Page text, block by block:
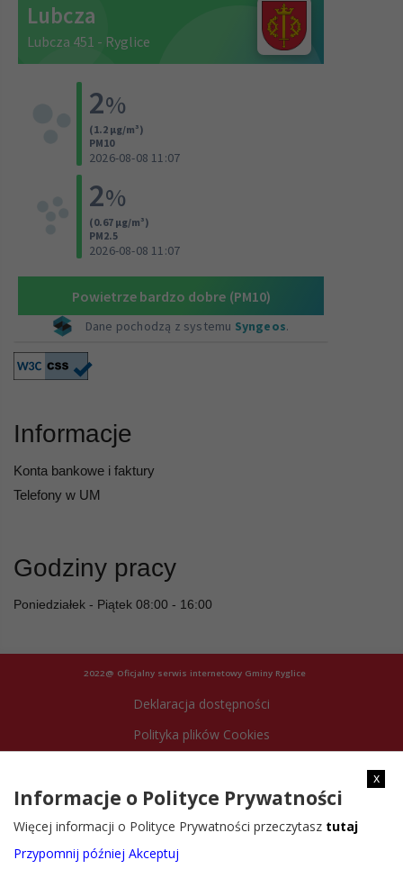
Informacje
Konta bankowe i faktury
Telefony w UM
Godziny pracy
Poniedziałek - Piątek 08:00 - 16:00
2022@ Oficjalny serwis internetowy Gminy Ryglice
Deklaracja dostępności
Polityka plików Cookies
x
Informacje o Polityce Prywatności
Więcej informacji o Polityce Prywatności przeczytasz tutaj
Przypomnij później Akceptuj